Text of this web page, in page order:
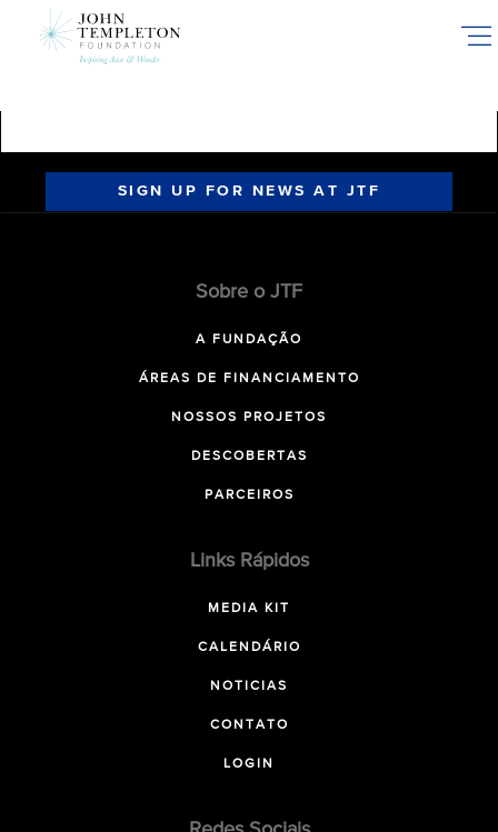
SIGN UP FOR NEWS AT JTF
Sobre o JTF
A FUNDAÇÃO
ÁREAS DE FINANCIAMENTO
NOSSOS PROJETOS
DESCOBERTAS
PARCEIROS
Links Rápidos
MEDIA KIT
CALENDÁRIO
NOTICIAS
CONTATO
LOGIN